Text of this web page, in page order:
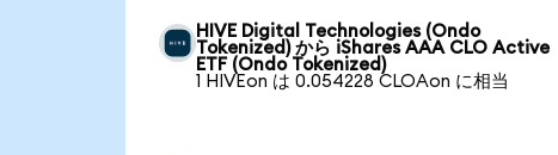
HIVE Digital Technologies (Ondo
Tokenized) から iShares AAA CLO Active
ETF (Ondo Tokenized)
1 HIVEon は 0.054228 CLOAon に相当